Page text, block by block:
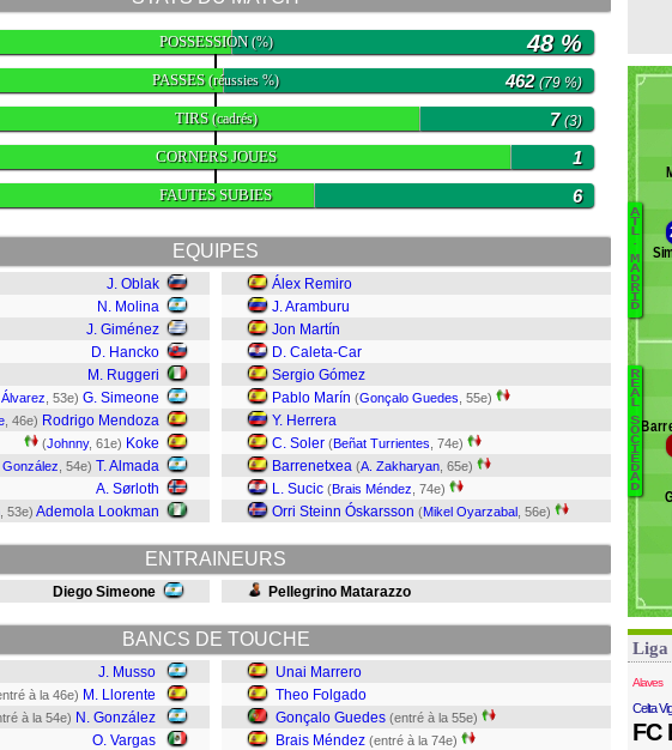
POSSESSION(%) 48 %
PASSES(réussies %) 462(79 %)
TIRS(cadrés) 7(3)
CORNERS JOUES 1
FAUTES SUBIES 6
EQUIPES
J. Oblak
N. Molina
J. Giménez
D. Hancko
M. Ruggeri
, 53e) G. Simeone
, 46e) Rodrigo Mendoza
(Johnny, 61e) Koke
González , 54e) T. Almada
A. Sørloth
, 53e) Ademola Lookman
Álex Remiro
J. Aramburu
Jon Martín
D. Caleta-Car
Sergio Gómez
Pablo Marín (Gonçalo Guedes , 55e)
Y. Herrera
C. Soler (Beñat Turrientes , 74e)
Barrenetxea (A. Zakharyan , 65e)
L. Sucic (Brais Méndez , 74e)
Orri Steinn Óskarsson (Mikel Oyarzabal , 56e)
ENTRAINEURS
Diego Simeone Pellegrino Matarazzo
BANCS DE TOUCHE
J. Musso
à la 46e) M. Llorente
à la 54e) N. González
O. Vargas
Unai Marrero
Theo Folgado
Gonçalo Guedes (entré à la 55e)
Brais Méndez (entré à la 74e)
A
L
.
M
A
D
R
I
D
R
E
A
L
S
O
C
I
E
D
A
D
Liga
Alaves
Celta
FC